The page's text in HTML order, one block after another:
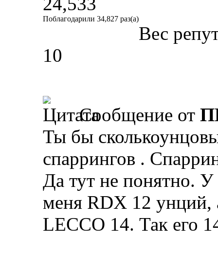
Поблагодарили 34,827 раз(а)
Вес
10
Сообщение от
Ты бы
спаррингов .
Да тут не понятно.
меня RDX 12 унций,
LECCO 14. Так его